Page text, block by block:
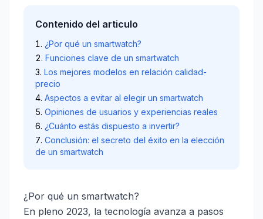
Contenido del articulo
¿Por qué un smartwatch?
Funciones clave de un smartwatch
Los mejores modelos en relación calidad-
precio
Aspectos a evitar al elegir un smartwatch
Opiniones de usuarios y experiencias reales
¿Cuánto estás dispuesto a invertir?
Conclusión: el secreto del éxito en la elección
de un smartwatch
¿Por qué un smartwatch?
En pleno 2023, la tecnología avanza a pasos